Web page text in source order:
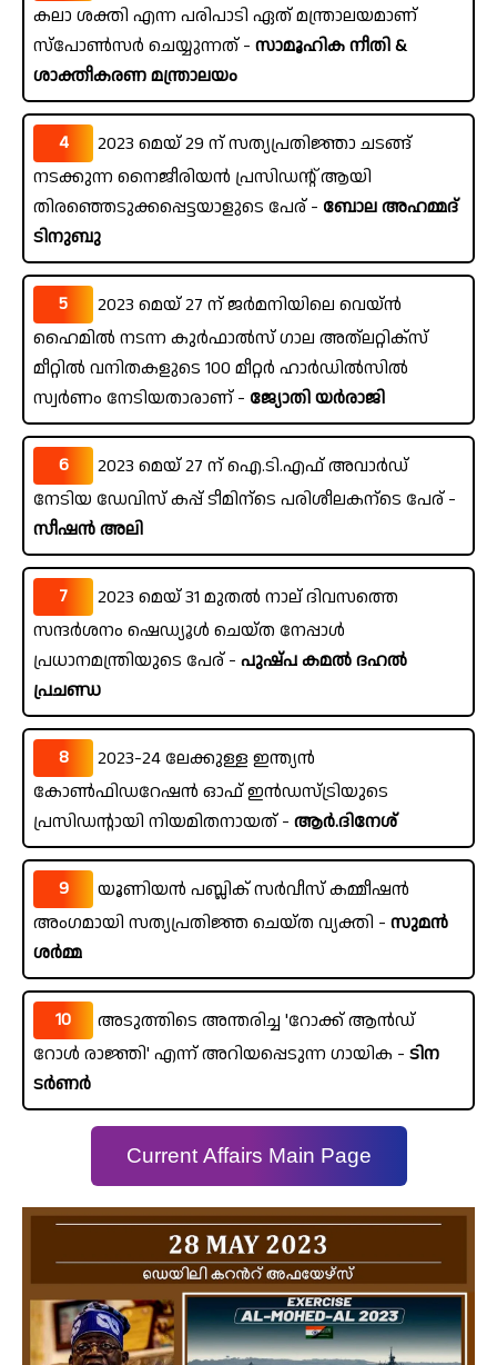
കലാ ശക്തി എന്ന പരിപാടി ഏത് മന്ത്രാലയമാണ്
സ്പോൺസർ ചെയ്യുന്നത് - സാമൂഹിക നീതി &
ശാക്തീകരണ മന്ത്രാലയം
4
2023 മെയ് 29 ന് സത്യപ്രതിജ്ഞാ ചടങ്ങ്
നടക്കുന്ന നൈജീരിയൻ പ്രസിഡന്റ് ആയി
തിരഞ്ഞെടുക്കപ്പെട്ടയാളുടെ പേര് - ബോല അഹമ്മദ്
ടിനുബു
5
2023 മെയ് 27 ന് ജർമനിയിലെ വെയ്ൻ
ഹൈമിൽ നടന്ന കുർഫാൽസ്‌ ഗാല അത്‌ലറ്റിക്‌സ്
മീറ്റിൽ വനിതകളുടെ 100 മീറ്റർ ഹാർഡിൽസിൽ
സ്വർണം നേടിയതാരാണ് - ജ്യോതി യർരാജി
6
2023 മെയ് 27 ന് ഐ.ടി.എഫ് അവാർഡ്
നേടിയ ഡേവിസ് കപ്പ് ടീമിന്ടെ പരിശീലകന്ടെ പേര് -
സീഷൻ അലി
7
2023 മെയ് 31 മുതൽ നാല് ദിവസത്തെ
സന്ദർശനം ഷെഡ്യൂൾ ചെയ്ത നേപ്പാൾ
പ്രധാനമന്ത്രിയുടെ പേര് - പുഷ്പ കമൽ ദഹൽ
പ്രചണ്ഡ
8
2023-24 ലേക്കുള്ള ഇന്ത്യൻ
കോൺഫിഡറേഷൻ ഓഫ് ഇൻഡസ്ട്രിയുടെ
പ്രസിഡന്റായി നിയമിതനായത് - ആർ.ദിനേശ്
9
യൂണിയൻ പബ്ലിക് സർവീസ് കമ്മീഷൻ
അംഗമായി സത്യപ്രതിജ്ഞ ചെയ്ത വ്യക്തി - സുമൻ
ശർമ്മ
10
അടുത്തിടെ അന്തരിച്ച 'റോക്ക് ആൻഡ്
റോൾ രാജ്ഞി' എന്ന് അറിയപ്പെടുന്ന ഗായിക - ടിന
ടർണർ
Current Affairs Main Page